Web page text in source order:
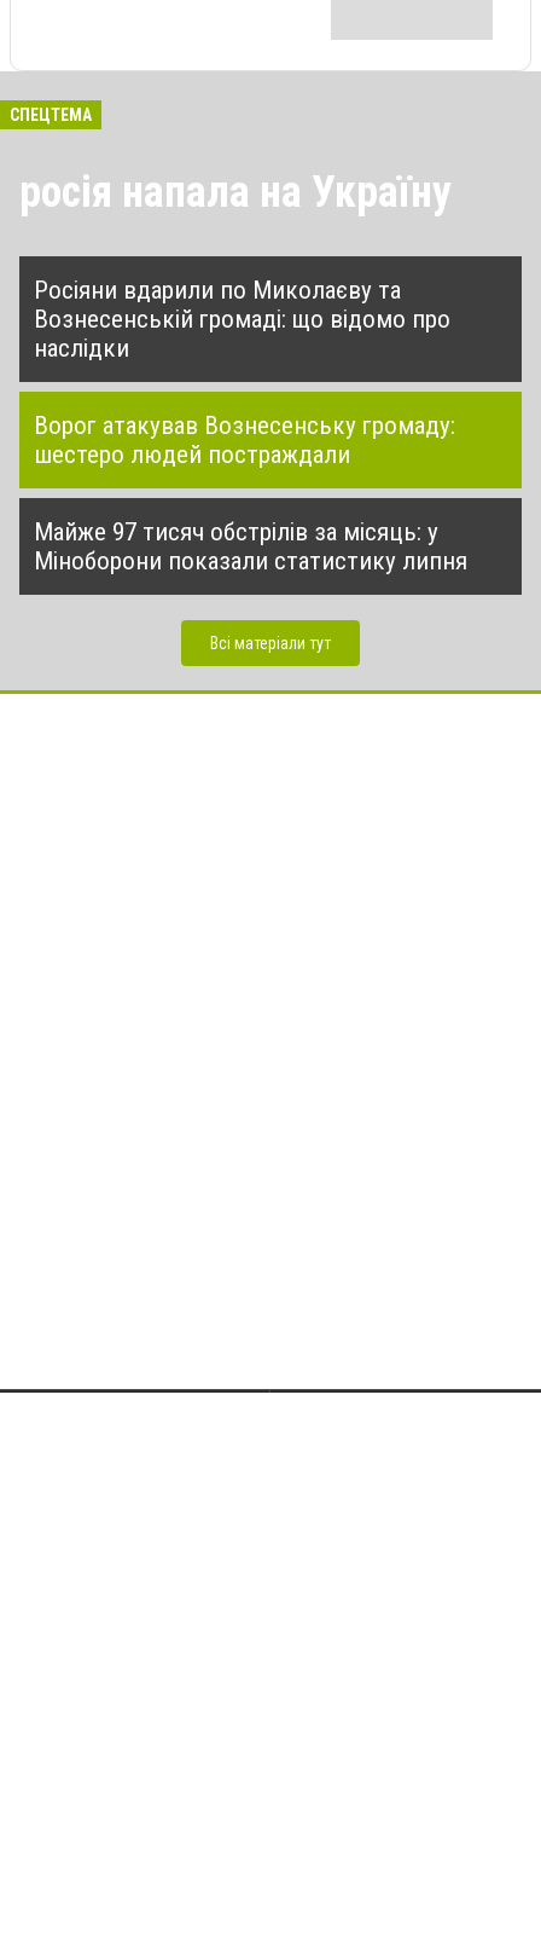
СПЕЦТЕМА
росія напала на Україну
Росіяни вдарили по Миколаєву та
Вознесенській громаді: що відомо про
наслідки
Ворог атакував Вознесенську громаду:
шестеро людей постраждали
Майже 97 тисяч обстрілів за місяць: у
Міноборони показали статистику липня
Всі матеріали тут